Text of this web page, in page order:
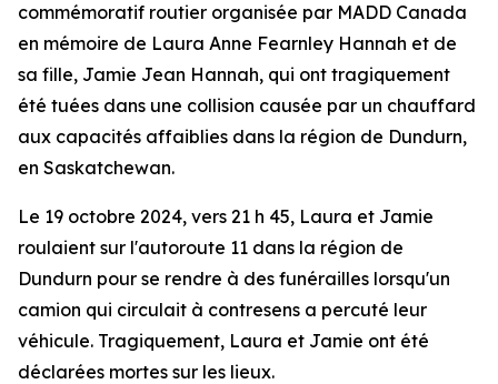
commémoratif routier organisée par MADD Canada
en mémoire de Laura Anne Fearnley Hannah et de
sa fille, Jamie Jean Hannah, qui ont tragiquement
été tuées dans une collision causée par un chauffard
aux capacités affaiblies dans la région de Dundurn,
en Saskatchewan.
Le 19 octobre 2024, vers 21 h 45, Laura et Jamie
roulaient sur l'autoroute 11 dans la région de
Dundurn pour se rendre à des funérailles lorsqu'un
camion qui circulait à contresens a percuté leur
véhicule. Tragiquement, Laura et Jamie ont été
déclarées mortes sur les lieux.